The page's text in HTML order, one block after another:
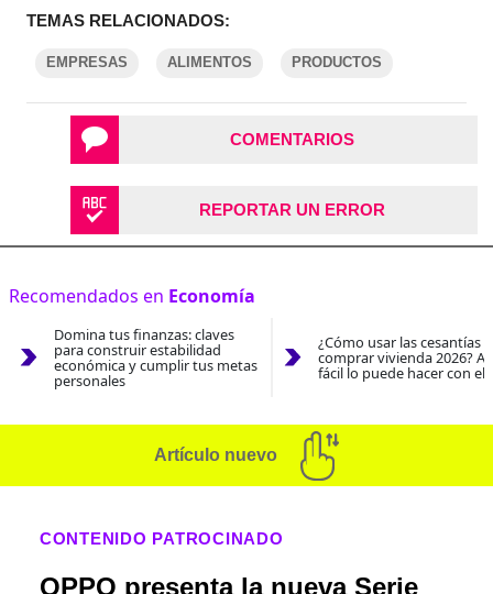
TEMAS RELACIONADOS:
EMPRESAS ALIMENTOS PRODUCTOS
COMENTARIOS
REPORTAR UN ERROR
Recomendados en Economía
Domina tus finanzas: claves
para construir estabilidad
económica y cumplir tus metas
personales
¿Cómo usar las cesantías
comprar vivienda 2026?
fácil lo puede hacer con el
Artículo nuevo
CONTENIDO PATROCINADO
OPPO presenta la nueva Serie